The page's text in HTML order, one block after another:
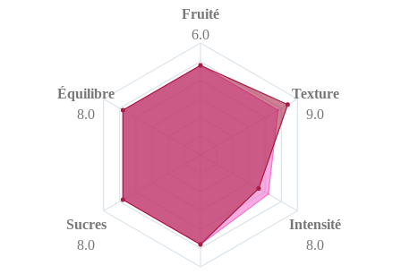
Fruité
6.0
Texture
9.0
Intensité
8.0
Sucres
8.0
Équilibre
8.0